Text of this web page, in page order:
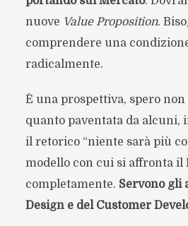
nuove Value Proposition.
comprendere una
radicalmente.
È una prospettiva, spero
quanto paventata da alcuni,
il retorico “niente sarà più
modello con cui si affronta il
completamente. Servono gli
Design e del Customer